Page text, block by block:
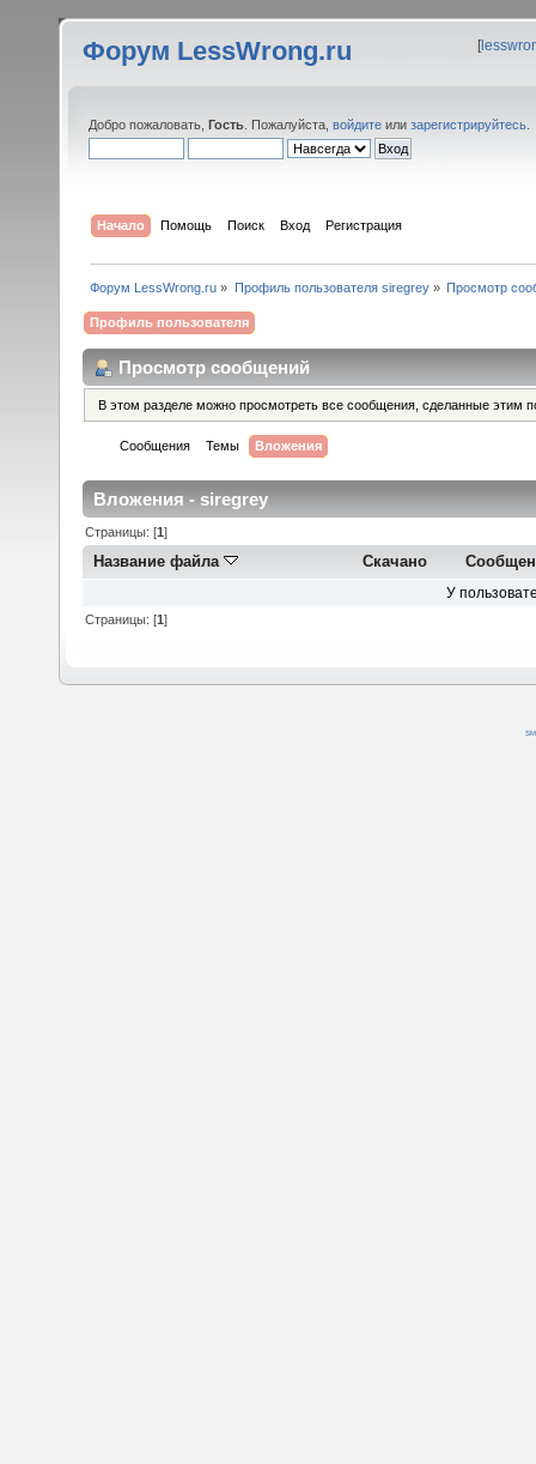
Форум LessWrong.ru [
Добро пожаловать, Гость . Пожалуйста, войдите или зарегистрируйтесь
Начало Помощь Поиск Вход Регистрация
Форум LessWrong.ru » Профиль пользователя siregrey» Просмотр
Профиль пользователя
Просмотр сообщений
В этом разделе можно просмотреть все сообщения, сделанные этим
Сообщения Темы Вложения
Вложения - siregrey
Страницы: [1]
Название файла Скачано
У
Страницы: [1]